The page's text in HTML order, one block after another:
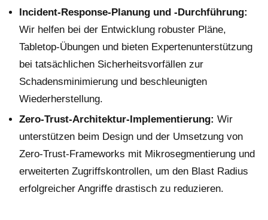
Incident-Response-Planung und -Durchführung:
Wir helfen bei der Entwicklung robuster Pläne,
Tabletop-Übungen und bieten Expertenunterstützung
bei tatsächlichen Sicherheitsvorfällen zur
Schadensminimierung und beschleunigten
Wiederherstellung.
Zero-Trust-Architektur-Implementierung: Wir
unterstützen beim Design und der Umsetzung von
Zero-Trust-Frameworks mit Mikrosegmentierung und
erweiterten Zugriffskontrollen, um den Blast Radius
erfolgreicher Angriffe drastisch zu reduzieren.